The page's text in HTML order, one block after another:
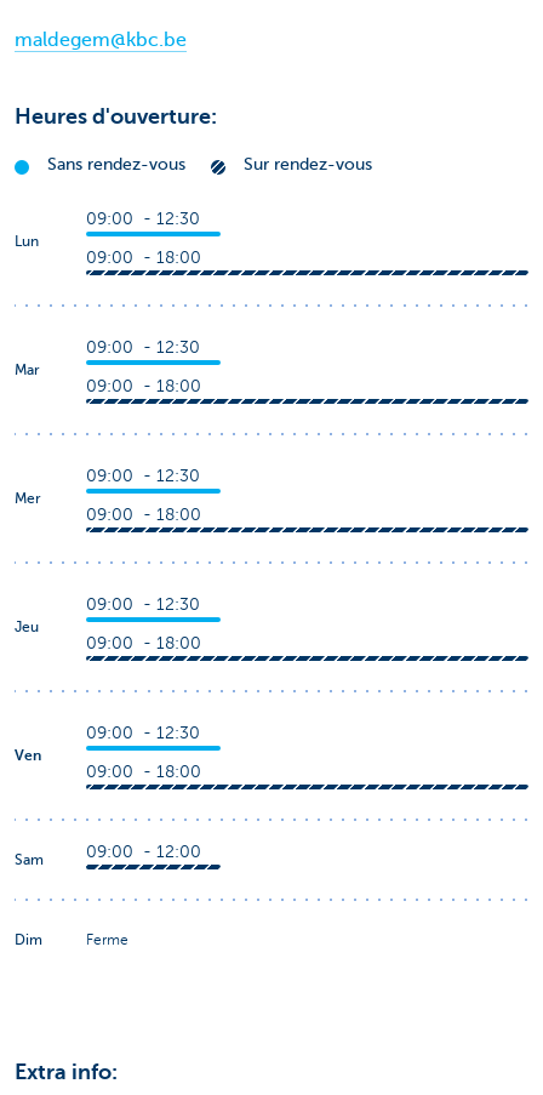
maldegem@kbc.be
Heures d'ouverture:
Sans rendez-vous Sur rendez-vous
Lun
09:00 - 12:30
09:00 - 18:00
Mar
09:00 - 12:30
09:00 - 18:00
Mer
09:00 - 12:30
09:00 - 18:00
Jeu
09:00 - 12:30
09:00 - 18:00
Ven
09:00 - 12:30
09:00 - 18:00
Sam 09:00 - 12:00
Dim Ferme
Extra info: